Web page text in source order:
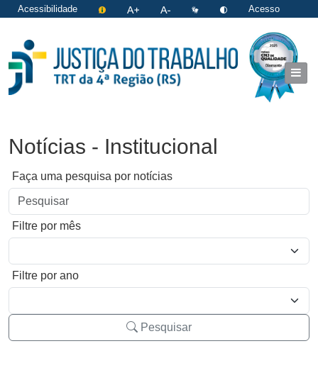
Acessibilidade
Acesso
Notícias - Institucional
Faça uma pesquisa por notícias
Filtre por mês
Filtre por ano
Pesquisar